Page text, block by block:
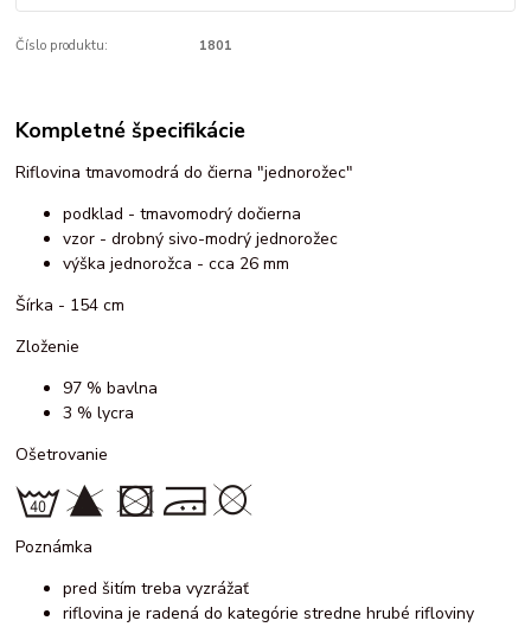
Číslo produktu: 1801
Kompletné špecifikácie
Riflovina tmavomodrá do čierna "jednorožec"
podklad - tmavomodrý dočierna
vzor - drobný sivo-modrý jednorožec
výška jednorožca - cca 26 mm
Šírka - 154 cm
Zloženie
97 % bavlna
3 % lycra
Ošetrovanie
Poznámka
pred šitím treba vyzrážať
riflovina je radená do kategórie stredne hrubé rifloviny